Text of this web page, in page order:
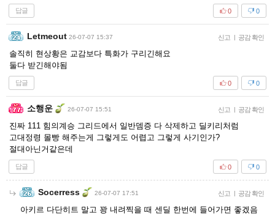
답글 0
0
Letmeout 26-07-07 15:37 신고 | 공감 확인
솔직히 현상황은 교감보다 특화가 구리긴해요
둘다 받긴해야됨
답글 0
0
소행운 26-07-07 15:51 신고 | 공감 확인
진짜 111 힘의계승 그리드에서 일반뎀증 다 삭제하고 딜키리처럼
고대정령 몰빵 해주는게 그렇게도 어렵고 그렇게 사기인가?
절대아닌거같은데
답글 0
0
Socerress 26-07-07 17:51 신고 | 공감 확인
아키르 다단히트 말고 꽝 내려찍을 때 센딜 한번에 들어가면 좋겠음